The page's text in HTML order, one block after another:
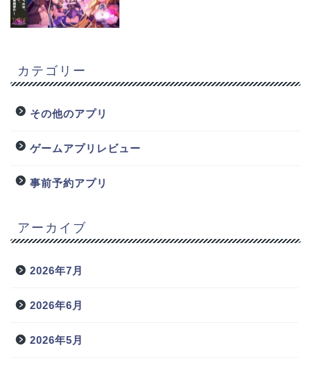
カテゴリー
その他のアプリ
ゲームアプリレビュー
事前予約アプリ
アーカイブ
2026年7月
2026年6月
2026年5月